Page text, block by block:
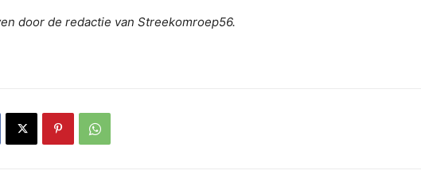
door de redactie van Streekomroep56.